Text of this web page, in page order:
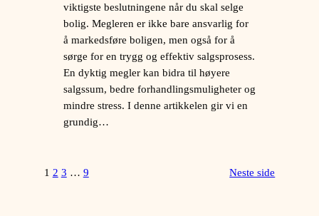
viktigste beslutningene når du skal selge
bolig. Megleren er ikke bare ansvarlig for
å markedsføre boligen, men også for å
sørge for en trygg og effektiv salgsprosess.
En dyktig megler kan bidra til høyere
salgssum, bedre forhandlingsmuligheter og
mindre stress. I denne artikkelen gir vi en
grundig…
1 2 3 … 9 Neste side